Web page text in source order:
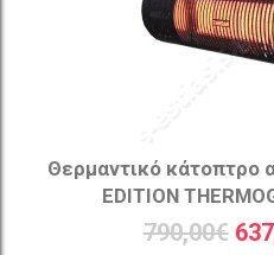
Θερμαντικό κάτοπτρο
EDITION
790,00€